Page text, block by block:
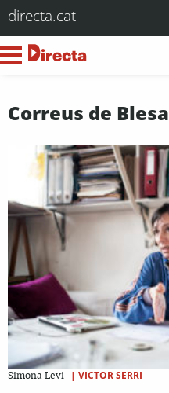
directa.cat
Correus de Blesa
Simona Levi | VICTOR SERRI